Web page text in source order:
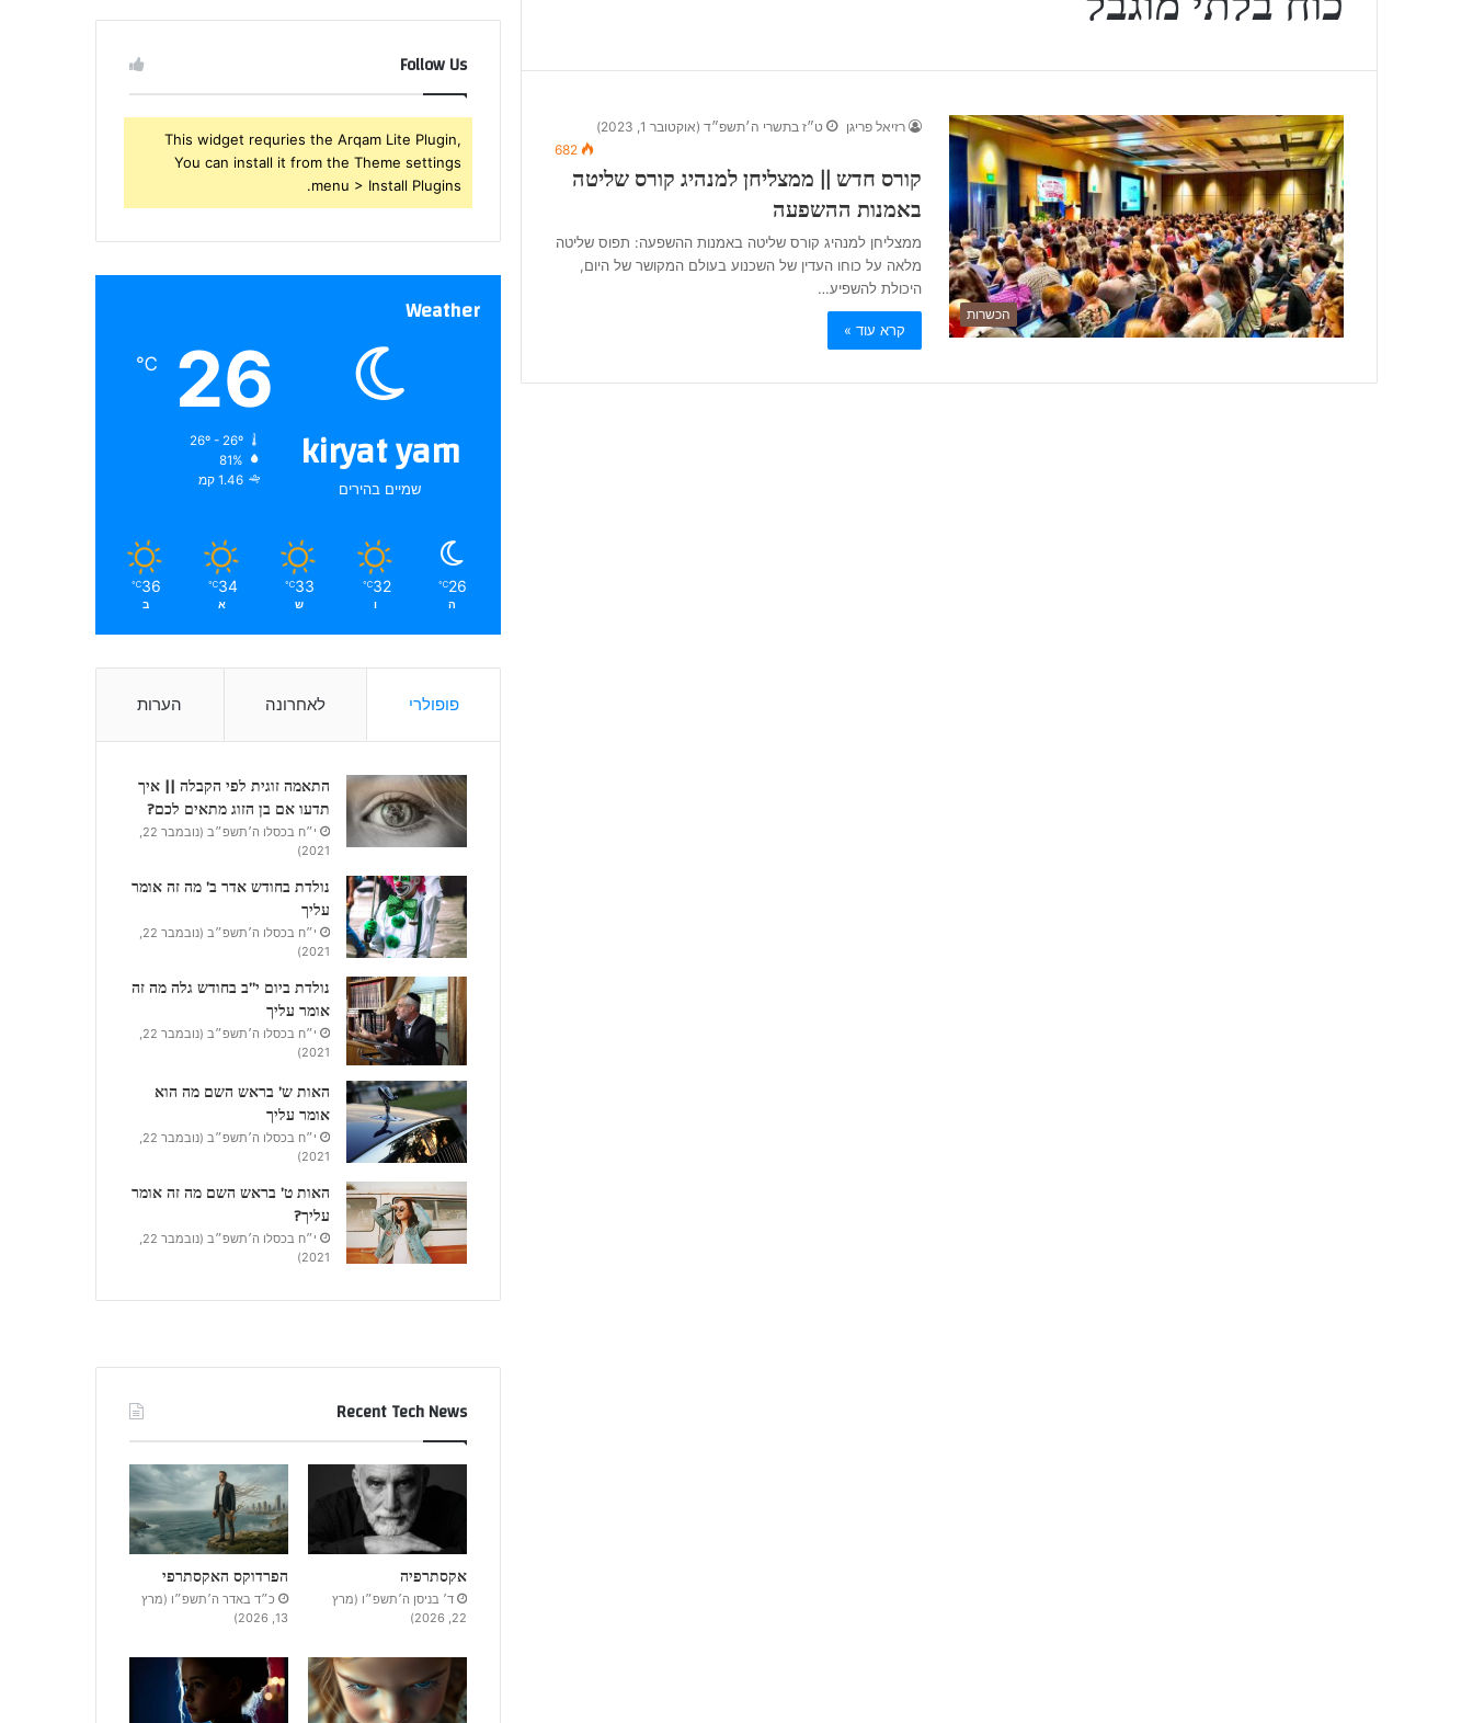
שלך
הכשרות
רזיאל פריגן
ט״ז בתשרי ה׳תשפ״ד (אוקטובר 1, 2023)
682
קורס חדש || ממצליחן למנהיג קורס שליטה
באמנות ההשפעה
ממצליחן למנהיג קורס שליטה באמנות ההשפעה: תפוס שליטה
מלאה על כוחו העדין של השכנוע בעולם המקושר של היום,
היכולת להשפיע…
קרא עוד »
Follow Us
This widget requries the Arqam Lite Plugin,
You can install it from the Theme settings
menu > Install Plugins.
Weather
kiryat yam
שמיים בהירים
26
℃
26º - 26º
81%
1.46 קמ
26
℃
ה
32
℃
ו
33
℃
ש
34
℃
א
36
℃
ב
פופולרי לאחרונה הערות
התאמה זוגית לפי הקבלה || איך
תדעו אם בן הזוג מתאים לכם?
י״ח בכסלו ה׳תשפ״ב (נובמבר 22,
2021)
נולדת בחודש אדר ב’ מה זה אומר
עליך
י״ח בכסלו ה׳תשפ״ב (נובמבר 22,
2021)
נולדת ביום י”ב בחודש גלה מה זה
אומר עליך
י״ח בכסלו ה׳תשפ״ב (נובמבר 22,
2021)
האות ש’ בראש השם מה הוא
אומר עליך
י״ח בכסלו ה׳תשפ״ב (נובמבר 22,
2021)
האות ט’ בראש השם מה זה אומר
עליך?
י״ח בכסלו ה׳תשפ״ב (נובמבר 22,
2021)
Recent Tech News
אקסתרפיה
ד׳ בניסן ה׳תשפ״ו (מרץ
22, 2026)
הפרדוקס האקסתרפי
כ״ד באדר ה׳תשפ״ו (מרץ
13, 2026)